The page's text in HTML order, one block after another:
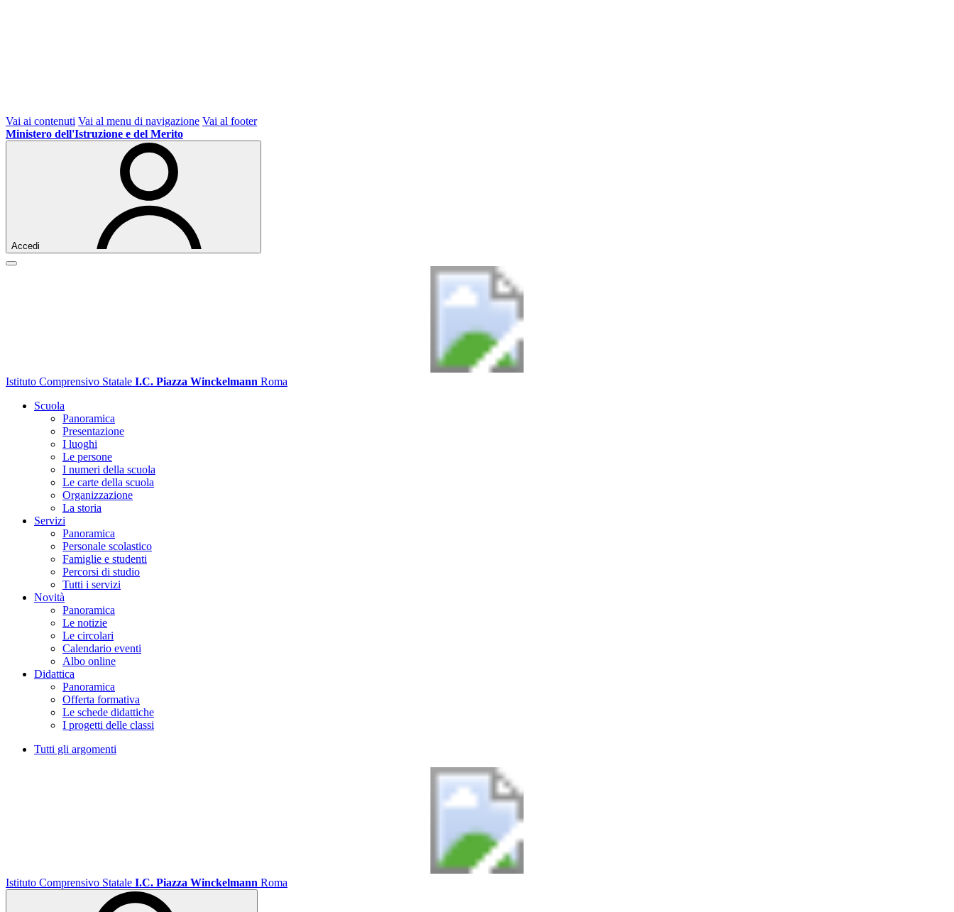
Vai ai contenuti Vai al menu di navigazione Vai al footer
Ministero dell'Istruzione e del Merito
Accedi
Istituto Comprensivo Statale I.C. Piazza Winckelmann Roma
Scuola
Panoramica
Presentazione
I luoghi
Le persone
I numeri della scuola
Le carte della scuola
Organizzazione
La storia
Servizi
Panoramica
Personale scolastico
Famiglie e studenti
Percorsi di studio
Tutti i servizi
Novità
Panoramica
Le notizie
Le circolari
Calendario eventi
Albo online
Didattica
Panoramica
Offerta formativa
Le schede didattiche
I progetti delle classi
Tutti gli argomenti
Istituto Comprensivo Statale I.C. Piazza Winckelmann Roma